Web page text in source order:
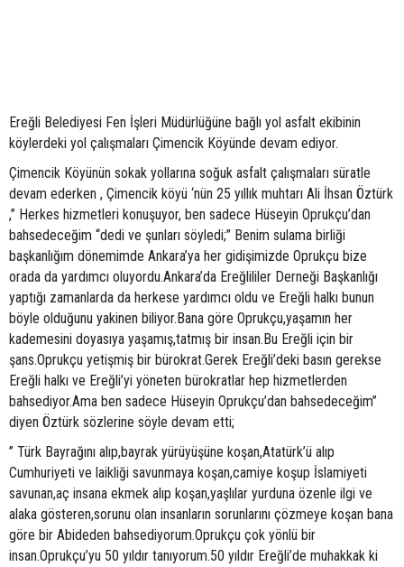
Ereğli Belediyesi Fen İşleri Müdürlüğüne bağlı yol asfalt ekibinin
köylerdeki yol çalışmaları Çimencik Köyünde devam ediyor.
Çimencik Köyünün sokak yollarına soğuk asfalt çalışmaları süratle
devam ederken , Çimencik köyü ‘nün 25 yıllık muhtarı Ali İhsan Öztürk
,” Herkes hizmetleri konuşuyor, ben sadece Hüseyin Oprukçu’dan
bahsedeceğim “dedi ve şunları söyledi;” Benim sulama birliği
başkanlığım dönemimde Ankara’ya her gidişimizde Oprukçu bize
orada da yardımcı oluyordu.Ankara’da Ereğlililer Derneği Başkanlığı
yaptığı zamanlarda da herkese yardımcı oldu ve Ereğli halkı bunun
böyle olduğunu yakinen biliyor.Bana göre Oprukçu,yaşamın her
kademesini doyasıya yaşamış,tatmış bir insan.Bu Ereğli için bir
şans.Oprukçu yetişmiş bir bürokrat.Gerek Ereğli’deki basın gerekse
Ereğli halkı ve Ereğli’yi yöneten bürokratlar hep hizmetlerden
bahsediyor.Ama ben sadece Hüseyin Oprukçu’dan bahsedeceğim”
diyen Öztürk sözlerine söyle devam etti;
” Türk Bayrağını alıp,bayrak yürüyüşüne koşan,Atatürk’ü alıp
Cumhuriyeti ve laikliği savunmaya koşan,camiye koşup İslamiyeti
savunan,aç insana ekmek alıp koşan,yaşlılar yurduna özenle ilgi ve
alaka gösteren,sorunu olan insanların sorunlarını çözmeye koşan bana
göre bir Abideden bahsediyorum.Oprukçu çok yönlü bir
insan.Oprukçu’yu 50 yıldır tanıyorum.50 yıldır Ereğli’de muhakkak ki